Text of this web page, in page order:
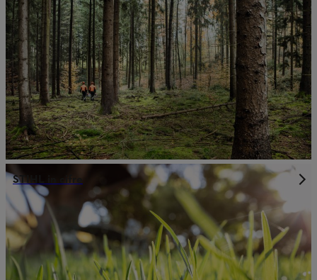
STIHL in cifre